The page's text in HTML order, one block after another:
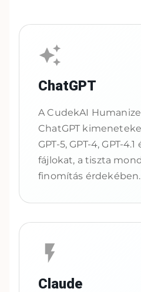
ChatGPT
A CudekAI
ChatGPT
GPT-5, GPT-4, GPT-
fájlokat, a tiszta
finomítás érdekében.
Claude